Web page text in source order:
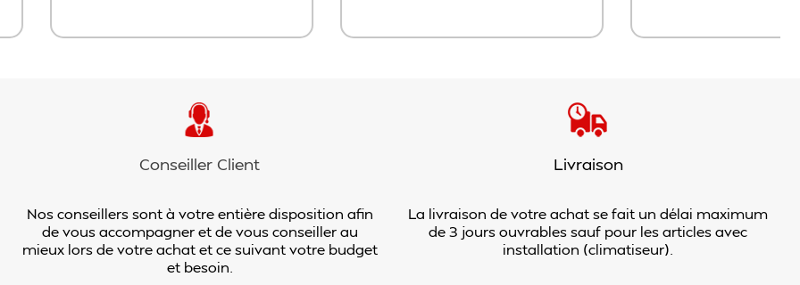
Conseiller Client
Nos conseillers sont à votre entière disposition afin
de vous accompagner et de vous conseiller au
mieux lors de votre achat et ce suivant votre budget
et besoin.
Livraison
La livraison de votre achat se fait un délai maximum
de 3 jours ouvrables sauf pour les articles avec
installation (climatiseur).